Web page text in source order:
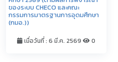
ของระบบ CHECO และคณะ
กรรมการมาตรฐานการอุดมศึกษา
(กมอ.))
เมื่อวันที่ : 6 มี.ค. 2569 0